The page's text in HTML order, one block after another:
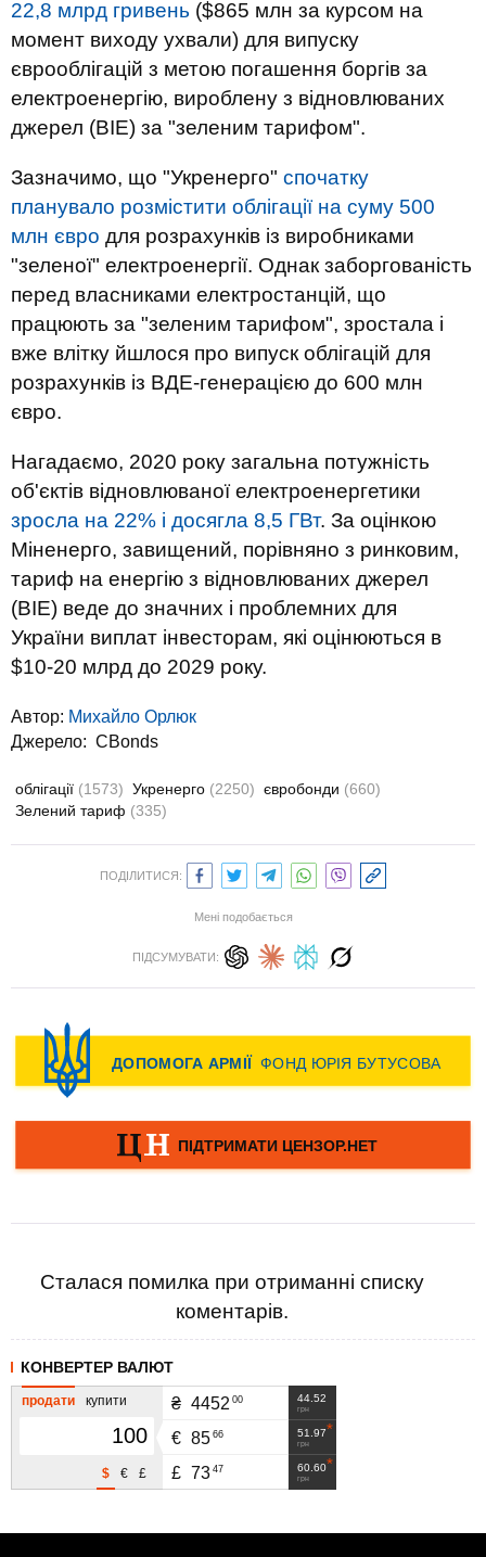
22,8 млрд гривень ($865 млн за курсом на
момент виходу ухвали) для випуску
єврооблігацій з метою погашення боргів за
електроенергію, вироблену з відновлюваних
джерел (ВІЕ) за "зеленим тарифом".
Зазначимо, що "Укренерго" спочатку
планувало розмістити облігації на суму 500
млн євро для розрахунків із виробниками
"зеленої" електроенергії. Однак заборгованість
перед власниками електростанцій, що
працюють за "зеленим тарифом", зростала і
вже влітку йшлося про випуск облігацій для
розрахунків із ВДЕ-генерацією до 600 млн
євро.
Нагадаємо, 2020 року загальна потужність
об'єктів відновлюваної електроенергетики
зросла на 22% і досягла 8,5 ГВт. За оцінкою
Міненерго, завищений, порівняно з ринковим,
тариф на енергію з відновлюваних джерел
(ВІЕ) веде до значних і проблемних для
України виплат інвесторам, які оцінюються в
$10-20 млрд до 2029 року.
Автор: Михайло Орлюк
Джерело: CBonds
облігації (1573) Укренерго (2250) євробонди (660)
Зелений тариф (335)
ПОДІЛИТИСЯ:
Мені подобається
ПІДСУМУВАТИ:
Сталася помилка при отриманні списку
коментарів.
КОНВЕРТЕР ВАЛЮТ
продати купити
£
€
$
44.52
грн
₴ 4452 00
51.97
грн
€ 85 66
60.60
грн
£ 73 47